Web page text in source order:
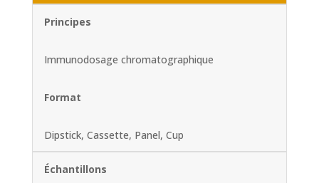
Principes
Immunodosage chromatographique
Format
Dipstick, Cassette, Panel, Cup
Échantillons